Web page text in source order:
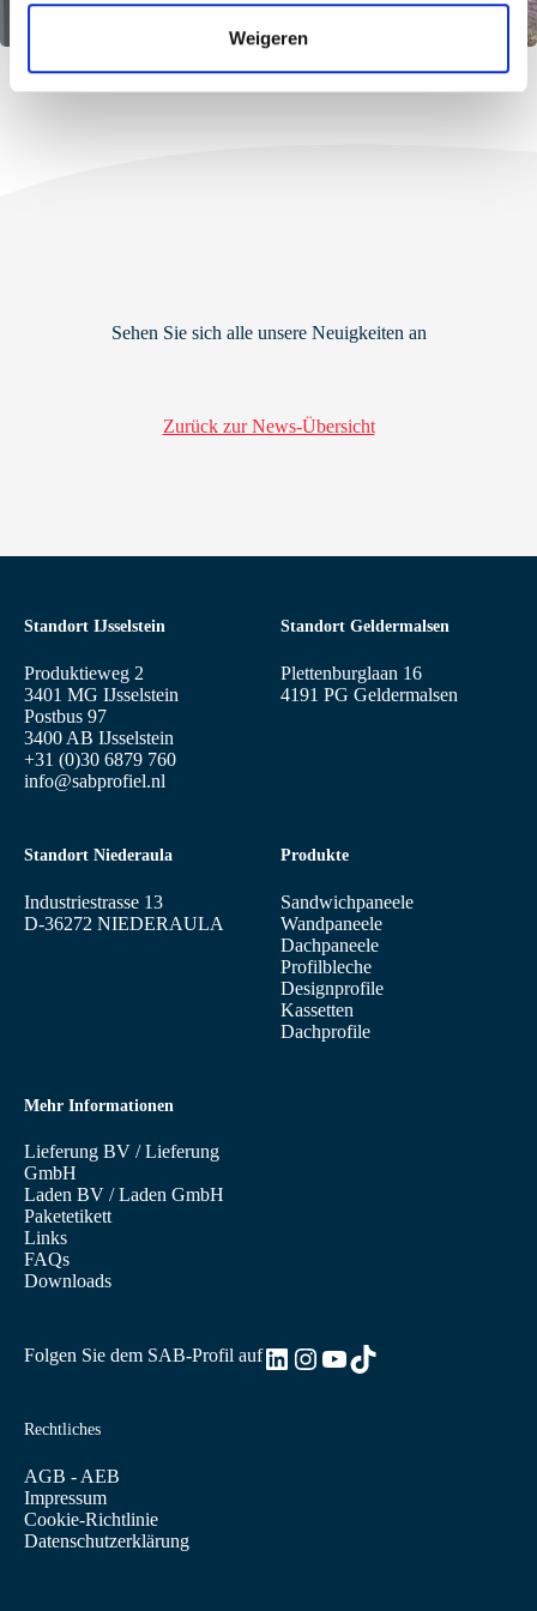
i
Weigeren
Sehen Sie sich alle unsere Neuigkeiten an
Zurück zur News-Übersicht
Standort IJsselstein
Produktieweg 2
3401 MG IJsselstein
Postbus 97
3400 AB IJsselstein
+31 (0)30 6879 760
info@sabprofiel.nl
Produkte
Sandwichpaneele
Wandpaneele
Dachpaneele
Profilbleche
Designprofile
Kassetten
Dachprofile
Mehr Informationen
Lieferung BV /Lieferung
GmbH
Laden BV /Laden GmbH
Paketetikett
Links
FAQs
Downloads
Standort Geldermalsen
Plettenburglaan 16
4191 PG Geldermalsen
Standort Niederaula
Industriestrasse 13
D-36272 NIEDERAULA
Rechtliches
AGB - AEB
Impressum
Cookie-Richtlinie
Datenschutzerklärung
Folgen Sie dem SAB-Profil aufLinkedIn
Instagram
YouTube
TikTok